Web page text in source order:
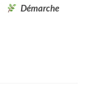
Démarche